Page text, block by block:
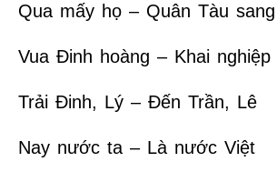
Qua mấy họ – Quân Tàu sang
Vua Đinh hoàng – Khai nghiệp
Trải Đinh, Lý – Đến Trần, Lê
Nay nước ta – Là nước Việt